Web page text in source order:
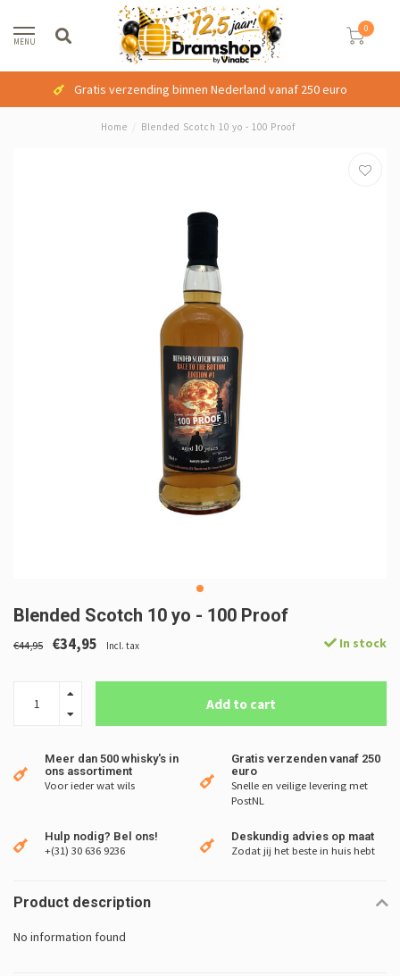
MENU
0
Gratis verzending binnen Nederland vanaf 250 euro
Home Blended Scotch 10 yo - 100 Proof
Blended Scotch 10 yo - 100 Proof
€44,95 €34,95 Incl. tax In stock
Add to cart
Meer dan 500 whisky's in
ons assortiment
Voor ieder wat wils
Gratis verzenden vanaf 250
euro
Snelle en veilige levering met
PostNL
Hulp nodig? Bel ons!
+(31) 30 636 9236
Deskundig advies op maat
Zodat jij het beste in huis hebt
Product description
No information found